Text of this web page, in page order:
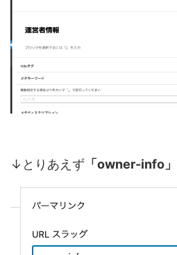
↓とりあえず 「owner-info」